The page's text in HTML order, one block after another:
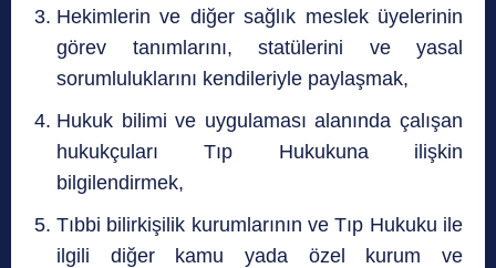
Hekimlerin ve diğer sağlık meslek üyelerinin
görev tanımlarını, statülerini ve yasal
sorumluluklarını kendileriyle paylaşmak,
Hukuk bilimi ve uygulaması alanında çalışan
hukukçuları Tıp Hukukuna ilişkin
bilgilendirmek,
Tıbbi bilirkişilik kurumlarının ve Tıp Hukuku ile
ilgili diğer kamu yada özel kurum ve